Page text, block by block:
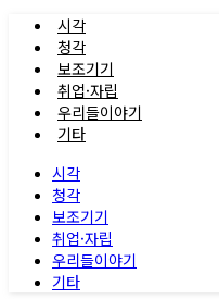
시각
청각
보조기기
취업·자립
우리들이야기
기타
시각
청각
보조기기
취업·자립
우리들이야기
기타